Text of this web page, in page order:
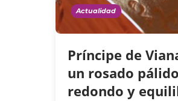
Actualidad
Príncipe de
un rosado
redondo y